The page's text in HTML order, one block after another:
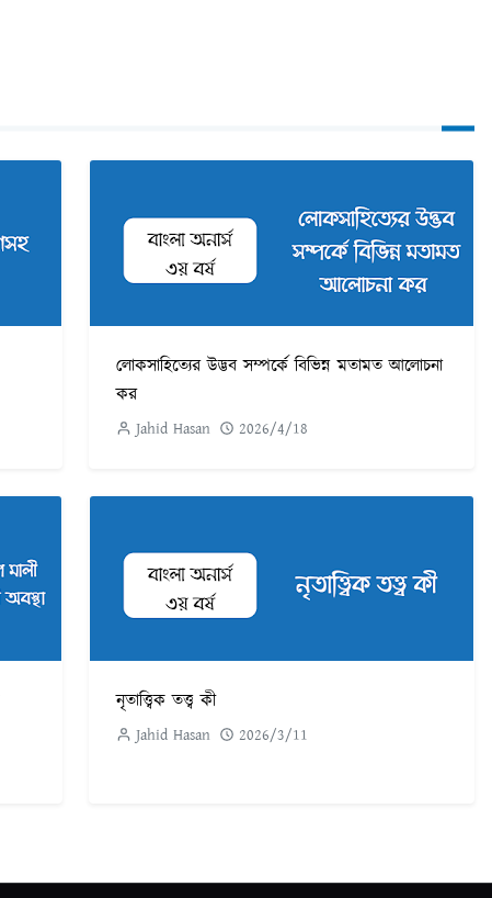
লোকসাহিত্যের উদ্ভব সম্পর্কে বিভিন্ন মতামত আলোচনা
কর
Jahid Hasan 2026/4/18
নৃতাত্ত্বিক তত্ত্ব কী
Jahid Hasan 2026/3/11